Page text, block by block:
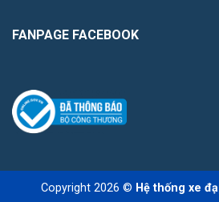
FANPAGE FACEBOOK
Copyright 2026 © Hệ thống xe